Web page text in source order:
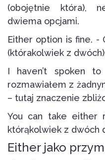
(obojętnie która),
dwiema opcjami.
Either option is fine. -
(którakolwiek z
I haven’t spoken
rozmawiałem z
– tutaj znaczenie
You can take either
którąkolwiek z dwóch
Either jako